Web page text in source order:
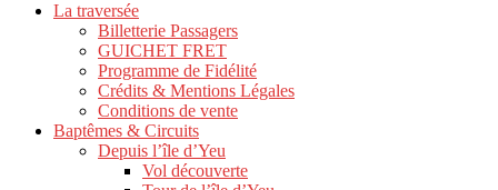
La traversée
Billetterie Passagers
GUICHET FRET
Programme de Fidélité
Crédits & Mentions Légales
Conditions de vente
Baptêmes & Circuits
Depuis l’île d’Yeu
Vol découverte